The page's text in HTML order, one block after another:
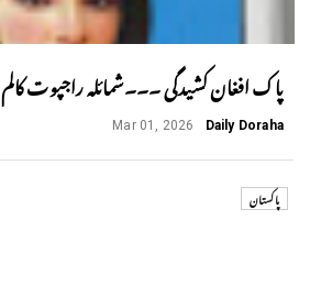
پاک افغان کشیدگی ۔۔۔شمائلہ راجپوت کالم
Daily Doraha
Mar 01, 2026
پاکستان